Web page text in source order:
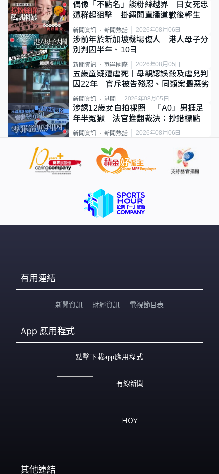
偶像「不點名」談粉絲越界 日女死忠
遭群起狙擊 掛繩開直播道歉後輕生
新聞資訊 新聞熱話 2026年08月06日
涉前年於新加坡機場傷人 港人母子分
別判囚半年、10日
新聞資訊 兩岸國際 2026年08月05日
五歲童疑遭虐死｜母親認誤殺及虐兒判
囚22年 官斥被告殘忍、同類案最惡劣
新聞資訊 港聞 2026年08月05日
涉誘12歲女自拍祼照 「A0」男捱足
年半冤獄 法官推翻裁決：抄錯標點
新聞資訊 新聞熱話 2026年08月06日
有用連結
新聞資訊 財經資訊 電視節目表
App 應用程式
點擊下載app應用程式
有線新聞
HOY
其他連結